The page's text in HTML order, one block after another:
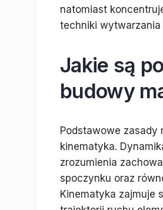
natomiast
techniki wytwarzania
Jakie są
budowy
Podstawowe zasady
kinematyka.
zrozumienia
spoczynku oraz
Kinematyka zajmuje